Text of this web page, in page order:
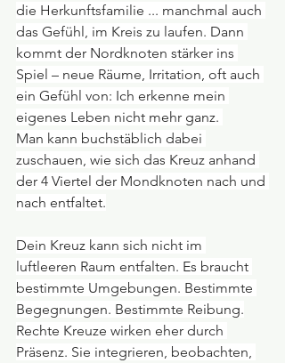
die Herkunftsfamilie ... manchmal auch
das Gefühl, im Kreis zu laufen. Dann
kommt der Nordknoten stärker ins
Spiel – neue Räume, Irritation, oft auch
ein Gefühl von: Ich erkenne mein
eigenes Leben nicht mehr ganz.
Man kann buchstäblich dabei
zuschauen, wie sich das Kreuz anhand
der 4 Viertel der Mondknoten nach und
nach entfaltet.
Dein Kreuz kann sich nicht im
luftleeren Raum entfalten. Es braucht
bestimmte Umgebungen. Bestimmte
Begegnungen. Bestimmte Reibung.
Rechte Kreuze wirken eher durch
Präsenz. Sie integrieren, beobachten,